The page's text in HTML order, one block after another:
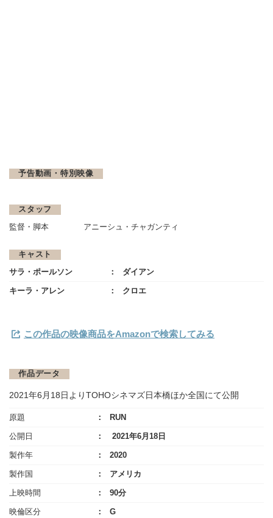
予告動画・特別映像
スタッフ
監督・脚本 アニーシュ・チャガンティ
キャスト
サラ・ポールソン ダイアン
キーラ・アレン クロエ
この作品の映像商品をAmazonで検索してみる
作品データ
2021年6月18日よりTOHOシネマズ日本橋ほか全国にて公開
原題 RUN
公開日 2021年6月18日
製作年 2020
製作国 アメリカ
上映時間 90分
映倫区分 G